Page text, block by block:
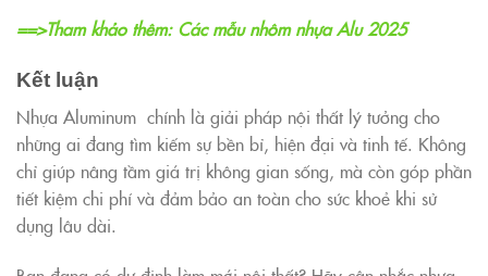
==>Tham khảo thêm: Các mẫu nhôm nhựa Alu 2025
Kết luận
Nhựa Aluminum chính là giải pháp nội thất lý tưởng cho
những ai đang tìm kiếm sự bền bỉ, hiện đại và tinh tế. Không
chỉ giúp nâng tầm giá trị không gian sống, mà còn góp phần
tiết kiệm chi phí và đảm bảo an toàn cho sức khoẻ khi sử
dụng lâu dài.